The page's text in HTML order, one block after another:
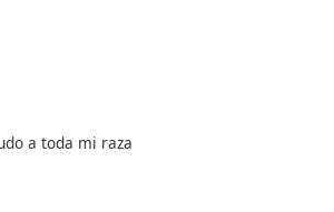
a toda mi raza